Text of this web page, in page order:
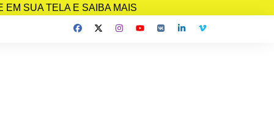
SUA TELA E SAIBA MAIS